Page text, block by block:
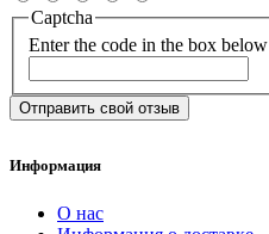
Captcha
Enter the code in the box below
Отправить свой отзыв
Информация
О нас